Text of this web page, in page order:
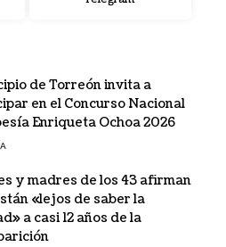
de Torreón invita a
en el Concurso Nacional
Enriqueta Ochoa 2026
y madres de los 43 afirman
«lejos de saber la
a casi 12 años de la